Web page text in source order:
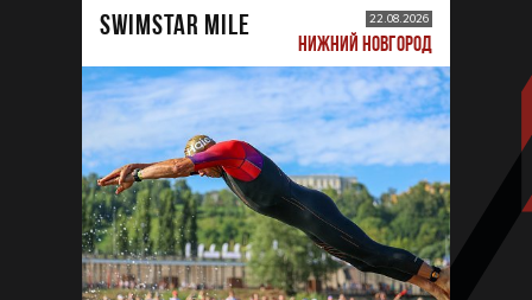
SWIMSTAR MILE 22.08.2026
НИЖНИЙ НОВГОРОД